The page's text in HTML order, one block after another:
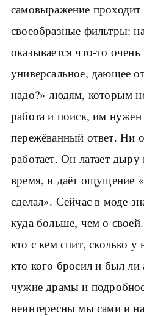
самовыражение проходит
своеобразные фильтры:
оказывается что-то
универсальное, дающее
надо?» людям, которым
работа и поиск, им
пережёванный ответ. Ни
работает. Он латает дыру
время, и даёт ощущение
сделал». Сейчас в моде
куда больше, чем о
кто с кем спит, сколько у
кто кого бросил и был
чужие драмы и
неинтересны мы сами и